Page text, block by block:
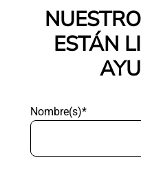
ESTÁN
Nombre(s)*